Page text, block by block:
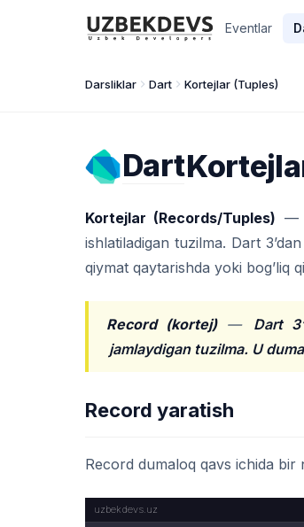
Eventlar
Darsliklar Dart Kortejlar (Tuples)
Dart
Kortejlar (Records/Tuples) —
ishlatiladigan tuzilma. Dart
qiymat qaytarishda yoki bog’liq
Record (kortej)—
Dart
jamlaydigan tuzilma. U
Record yaratish
Record dumaloq qavs ichida bir